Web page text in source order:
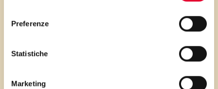
Preferenze
Statistiche
Marketing
Sfoglia Rotonda Vallé.
attrezzature complesse o preparazioni
Usa gli stampi natalizi per ricavare le